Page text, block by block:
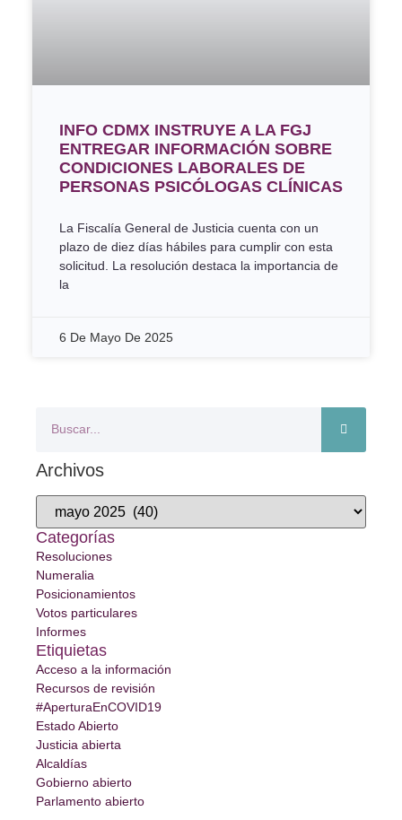
INFO CDMX INSTRUYE A LA FGJ
ENTREGAR INFORMACIÓN SOBRE
CONDICIONES LABORALES DE
PERSONAS PSICÓLOGAS CLÍNICAS
La Fiscalía General de Justicia cuenta con un
plazo de diez días hábiles para cumplir con esta
solicitud. La resolución destaca la importancia de
la
6 De Mayo De 2025
Archivos
Categorías
Resoluciones
Numeralia
Posicionamientos
Votos particulares
Informes
Etiquietas
Acceso a la información
Recursos de revisión
#AperturaEnCOVID19
Estado Abierto
Justicia abierta
Alcaldías
Gobierno abierto
Parlamento abierto